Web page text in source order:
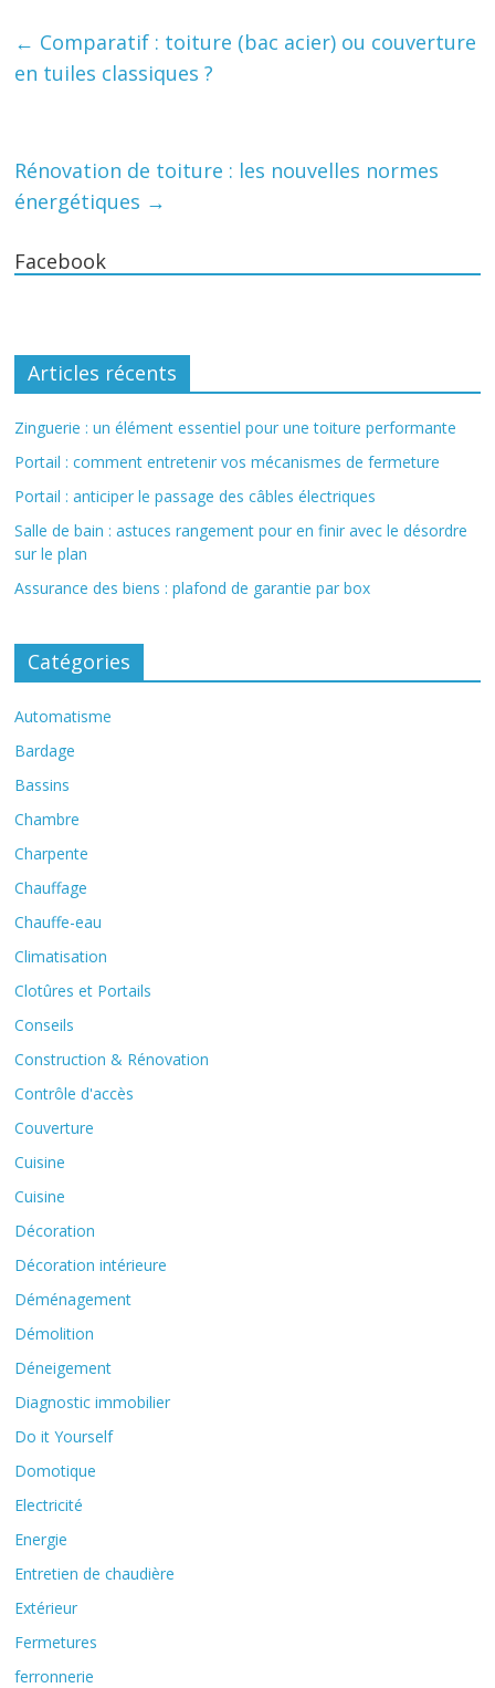
← Comparatif : toiture (bac acier) ou couverture
en tuiles classiques ?
Rénovation de toiture : les nouvelles normes
énergétiques →
Facebook
Articles récents
Zinguerie : un élément essentiel pour une toiture performante
Portail : comment entretenir vos mécanismes de fermeture
Portail : anticiper le passage des câbles électriques
Salle de bain : astuces rangement pour en finir avec le désordre
sur le plan
Assurance des biens : plafond de garantie par box
Catégories
Automatisme
Bardage
Bassins
Chambre
Charpente
Chauffage
Chauffe-eau
Climatisation
Clotûres et Portails
Conseils
Construction & Rénovation
Contrôle d'accès
Couverture
Cuisine
Cuisine
Décoration
Décoration intérieure
Déménagement
Démolition
Déneigement
Diagnostic immobilier
Do it Yourself
Domotique
Electricité
Energie
Entretien de chaudière
Extérieur
Fermetures
ferronnerie